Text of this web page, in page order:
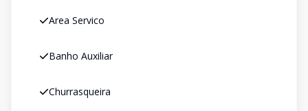
Area Servico
Banho Auxiliar
Churrasqueira